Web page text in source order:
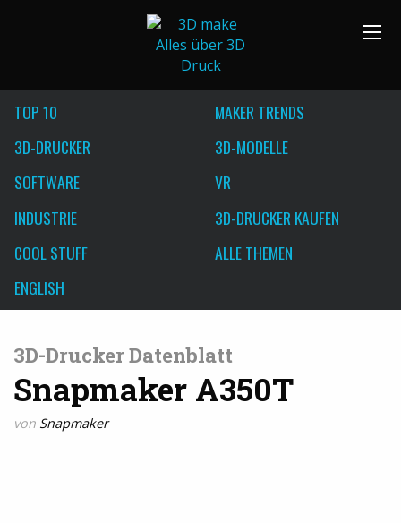
TOP 10
MAKER TRENDS
3D-DRUCKER
3D-MODELLE
SOFTWARE
VR
INDUSTRIE
3D-DRUCKER KAUFEN
COOL STUFF
ALLE THEMEN
ENGLISH
3D-Drucker Datenblatt
Snapmaker A350T
von Snapmaker